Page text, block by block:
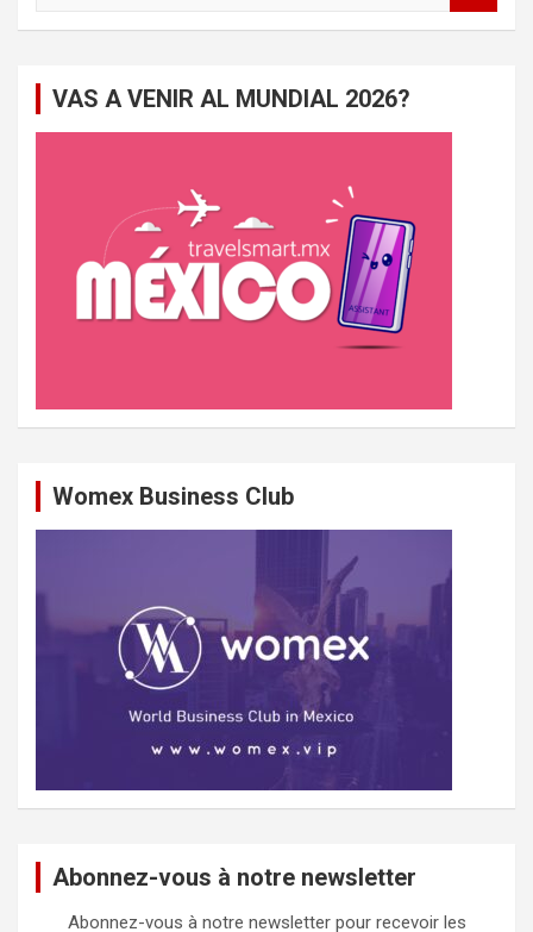
c
VAS A VENIR AL MUNDIAL 2026?
Womex Business Club
Abonnez-vous à notre newsletter
Abonnez-vous à notre newsletter pour recevoir les